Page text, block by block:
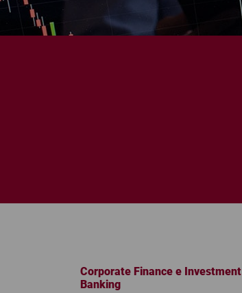
Corporate Finance e Investment
Banking